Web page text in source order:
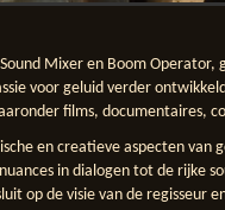
Mixer en Boom
voor geluid verder
films, documentaires,
en creatieve aspecten van
in dialogen tot de rijke
op de visie van de regisseur